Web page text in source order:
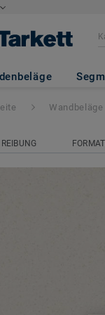
Wall
Wandbeläge